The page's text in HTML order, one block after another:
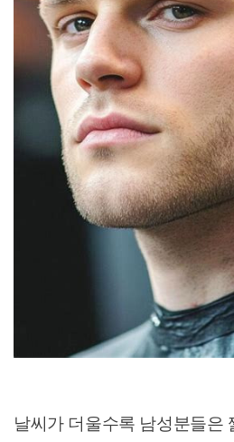
날씨가 더울수록 남성분들은